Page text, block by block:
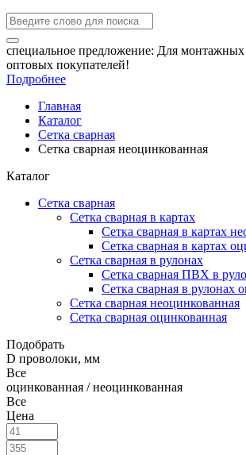
специальное предложение: Для монтажных
оптовых покупателей!
Подробнее
Главная
Каталог
Сетка сварная
Сетка сварная неоцинкованная
Каталог
Сетка сварная
Сетка сварная в картах
Сетка сварная в картах
Сетка сварная в картах
Сетка сварная в рулонах
Cетка сварная ПВХ в
Сетка сварная в рулонах
Сетка сварная неоцинкованная
Сетка сварная оцинкованная
Подобрать
D проволоки, мм
Все
оцинкованная / неоцинкованная
Все
Цена